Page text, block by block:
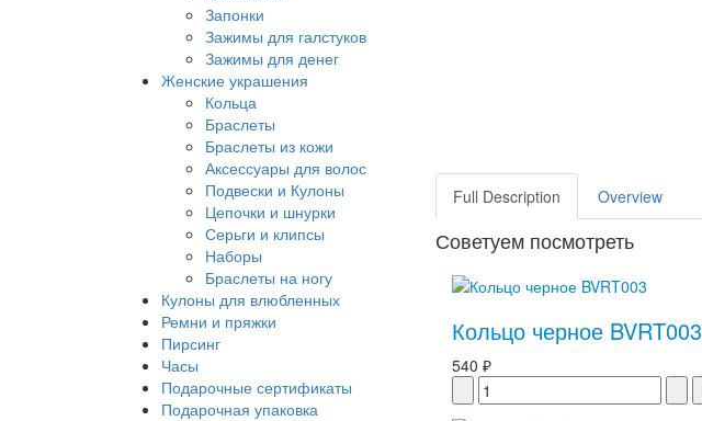
Запонки
Зажимы для галстуков
Зажимы для денег
Женские украшения
Кольца
Браслеты
Браслеты из кожи
Аксессуары для волос
Подвески и Кулоны
Цепочки и шнурки
Серьги и клипсы
Наборы
Браслеты на ногу
Кулоны для влюбленных
Ремни и пряжки
Пирсинг
Часы
Подарочные сертификаты
Подарочная упаковка
Full Description Overview
Советуем посмотреть
Кольцо черное BVRT003
540 ₽